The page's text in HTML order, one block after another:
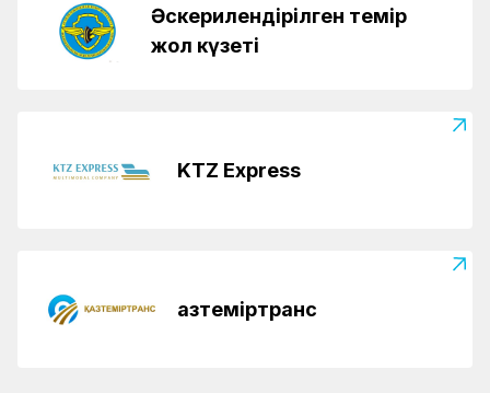
Әскерилендірілген темір
жол күзеті
KTZ Express
Қазтеміртранс